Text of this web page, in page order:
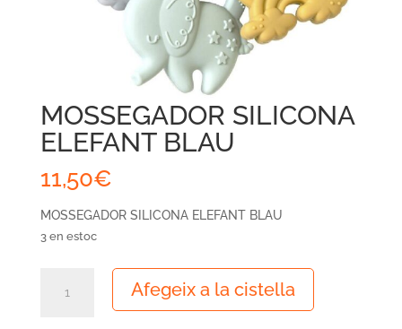
MOSSEGADOR SILICONA
ELEFANT BLAU
11,50€
MOSSEGADOR SILICONA ELEFANT BLAU
3 en estoc
Afegeix a la cistella